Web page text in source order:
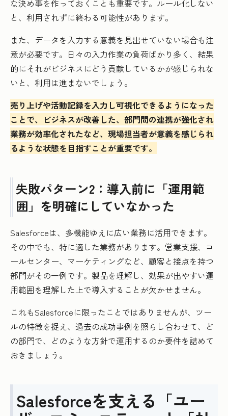
な決め事を作っておくことも重要です。ルール化しない
と、利用されずに終わる可能性があります。
また、データを入力する意義を見出せていない場合も注
意が必要です。日々の入力作業の負荷ばかり多く、結果
的にそれがビジネスにどう貢献しているかが感じられな
いと、利用は進まないでしょう。
売り上げや活動記録を入力し可視化できるようになった
ことで、ビジネスが改善した、部門間の連携が強化され
業務が効率化されたなど、現場担当者が意義を感じられ
るような状態を目指すことが重要です。
失敗パターン2：導入前に「運用範
囲」を明確にしていなかった
Salesforceは、多機能ゆえに広い業務に活用できます。
その中でも、特に適した業務があります。営業支援、コ
ールセンター、マーケティングなど、顧客と接点を持つ
部門がその一例です。製品を理解し、効果が出やすい運
用範囲を理解した上で導入することが欠かせません。
これもSalesforceに限ったことではありませんが、ツー
ルの特徴を捉え、過去の成功事例を照らし合わせて、ど
の部門で、どのような方針で運用するのか要件を詰めて
おきましょう。
Salesforceを支える「ユー